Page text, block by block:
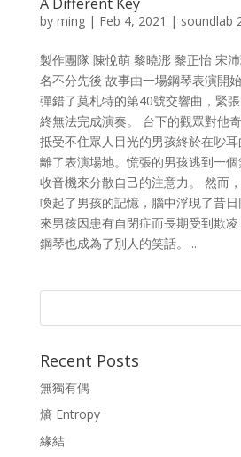
by ming| Feb 4, 2021 | soundlab
製作團隊 陳悅萌 黎曉浵 黎正怡 宋
名不分先後 故事由一場鋼琴表演開
彈錯了莫札特的第40號交響曲，緊
終無法完成演奏。 台下的觀眾對他
抵受不住眾人目光的男孩終於在吵
離了表演場地。慌張的男孩逃到一
收音機來分散自己的注意力。 然而
喚起了男孩的記憶，腦中浮現了昔
來男孩因患有自閉症而長期受到欺
鋼琴也成為了別人的笑話。...
Recent Posts
無獨有偶
熵 Entropy
緣結